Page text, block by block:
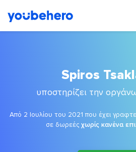
Spiros
υποστηρίζει την
Από 2 Ιουλίου του 2021 που έχει
σε δωρεές χωρίς κανένα